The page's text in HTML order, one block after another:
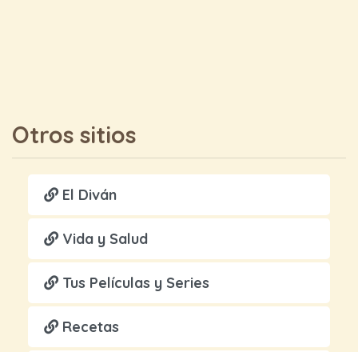
Otros sitios
El Diván
Vida y Salud
Tus Películas y Series
Recetas